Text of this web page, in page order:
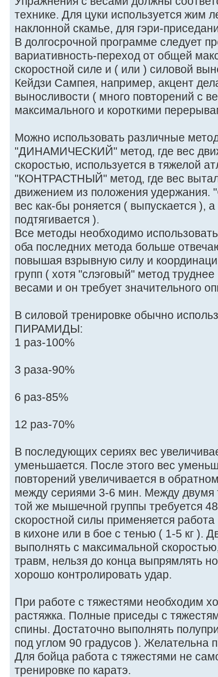
технике. Для цуки используется жим
наклонной скамье, для гэри-
В долгосрочной программе следует
вариативность-переход от общей
скоростной силе и ( или ) силовой
Кейдзи Сампея, например, акцент
выносливости ( много повторений с
максимального и короткими
Можно использовать различные
"ДИНАМИЧЕСКИЙ" метод, где вес
скоростью, используется в тяжелой
"КОНТРАСТНЫЙ" метод, где вес
движением из положения
вес как-бы роняется ( выпускается ),
подтягивается ).
Все методы необходимо
оба последних метода больше
повышая взрывную силу и
групп ( хотя "слэговый" метод
весами и он требует значительного
В силовой тренировке обычно
ПИРАМИДЫ:
1 раз-100%
3 раза-90%
6 раз-85%
12 раз-70%
В последующих сериях вес
уменьшается. После этого вес
повторений увеличивается в
между сериями 3-6 мин. Между двумя
той же мышечной группы требуется
скоростной силы применяется
в кихоне или в бое с тенью ( 1-5 кг ).
выполнять с максимальной
травм, нельзя до конца выпрямлять
хорошо контролировать удар.
При работе с тяжестями необходим
растяжка. Полные приседы с
спины. Достаточно выполнять
под углом 90 градусов ). Желательна
Для бойца работа с тяжестями не
тренировке по каратэ.